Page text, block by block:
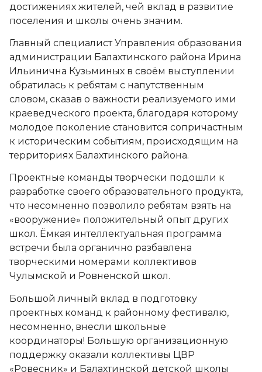
достижениях жителей, чей вклад в развитие
поселения и школы очень значим.
Главный специалист Управления образования
администрации Балахтинского района Ирина
Ильинична Кузьминых в своём выступлении
обратилась к ребятам с напутственным
словом, сказав о важности реализуемого ими
краеведческого проекта, благодаря которому
молодое поколение становится сопричастным
к историческим событиям, происходящим на
территориях Балахтинского района.
Проектные команды творчески подошли к
разработке своего образовательного продукта,
что несомненно позволило ребятам взять на
«вооружение» положительный опыт других
школ. Ёмкая интеллектуальная программа
встречи была органично разбавлена
творческими номерами коллективов
Чулымской и Ровненской школ.
Большой личный вклад в подготовку
проектных команд к районному фестивалю,
несомненно, внесли школьные
координаторы! Большую организационную
поддержку оказали коллективы ЦВР
«Ровесник» и Балахтинской детской школы